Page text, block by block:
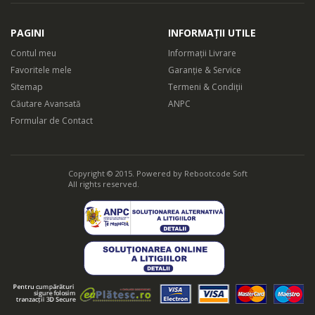
PAGINI
Contul meu
Favoritele mele
Sitemap
Căutare Avansată
Formular de Contact
INFORMAȚII UTILE
Informații Livrare
Garanție & Service
Termeni & Condiții
ANPC
Copyright © 2015. Powered by Rebootcode Soft
All rights reserved.